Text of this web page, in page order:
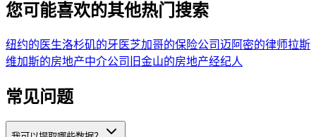
您可能喜欢的其他热门搜索
纽约的医生洛杉矶的牙医芝加哥的保险公司迈阿密的律师拉斯
维加斯的房地产中介公司 旧金山的房地产经纪人
常见问题